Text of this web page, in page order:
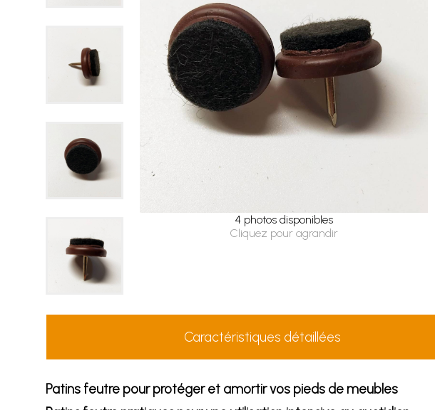
4 photos disponibles
Cliquez pour agrandir
Caractéristiques détaillées
Patins feutre pour protéger et amortir vos pieds de meubles